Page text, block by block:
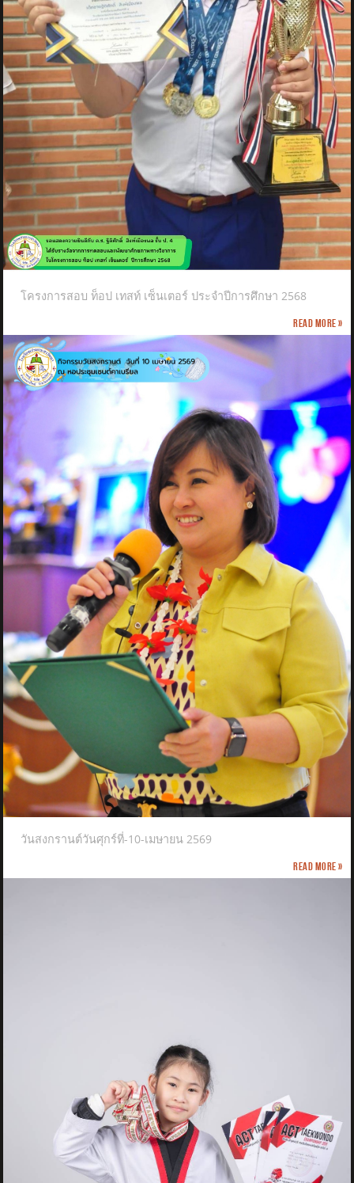
โครงการสอบ ท็อป เทสท์ เซ็นเตอร์ ประจำปีการศึกษา 2568
Read more »
วันสงกรานต์วันศุกร์ที่-10-เมษายน 2569
Read more »